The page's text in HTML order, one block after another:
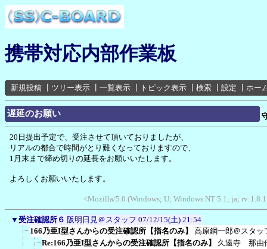
携帯対応内部作業板
新規投稿 ツリー表示 一覧表示 トピック表示 検索 設定 ホー
遅延のお願い
20日提出予定で、受注させて頂いておりましたが、
リアルの都合で時間がとり難くなっておりますので、
1月末まで締め切りの延長をお願いいたします。
よろしくお願いいたします。
<Mozilla/5.0 (Windows; U; Windows NT 5.1; ja;
▼ 受注確認所６ 阪明日見＠スタッフ 07/12/15(土) 21:54
166乃亜I型さんからの受注確認所【指名のみ】
高原鋼一郎＠スタッ
Re:166乃亜I型さんからの受注確認所【指名のみ】
久遠寺 那由